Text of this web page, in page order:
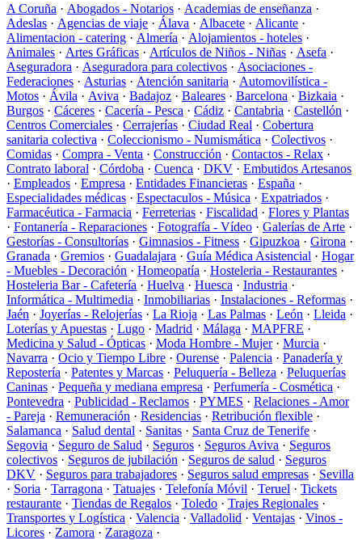
A Coruña · Abogados - Notarios · Academias de enseñanza ·
Adeslas · Agencias de viaje · Álava · Albacete · Alicante ·
Alimentacion - catering · Almería · Alojamientos - hoteles ·
Animales · Artes Gráficas · Artículos de Niños - Niñas · Asefa ·
Aseguradora · Aseguradora para colectivos · Asociaciones -
Federaciones · Asturias · Atención sanitaria · Automovilística -
Motos · Ávila · Aviva · Badajoz · Baleares · Barcelona · Bizkaia ·
Burgos · Cáceres · Cacería - Pesca · Cádiz · Cantabria · Castellón ·
Centros Comerciales · Cerrajerías · Ciudad Real · Cobertura
sanitaria colectiva · Coleccionismo - Numismática · Colectivos ·
Comidas · Compra - Venta · Construcción · Contactos - Relax ·
Contrato laboral · Córdoba · Cuenca · DKV · Embutidos Artesanos
· Empleados · Empresa · Entidades Financieras · España ·
Especialidades médicas · Espectaculos - Música · Expatriados ·
Farmacéutica - Farmacia · Ferreterias · Fiscalidad · Flores y Plantas
· Fontanería - Reparaciones · Fotografía - Vídeo · Galerías de Arte ·
Gestorías - Consultorías · Gimnasios - Fitness · Gipuzkoa · Girona ·
Granada · Gremios · Guadalajara · Guía Médica Asistencial · Hogar
- Muebles - Decoración · Homeopatía · Hosteleria - Restaurantes ·
Hosteleria Bar - Cafetería · Huelva · Huesca · Industria ·
Informática - Multimedia · Inmobiliarias · Instalaciones - Reformas ·
Jaén · Joyerías - Relojerías · La Rioja · Las Palmas · León · Lleida ·
Loterías y Apuestas · Lugo · Madrid · Málaga · MAPFRE ·
Medicina y Salud - Ópticas · Moda Hombre - Mujer· Murcia ·
Navarra · Ocio y Tiempo Libre · Ourense · Palencia · Panadería y
Repostería · Patentes y Marcas · Peluquería - Belleza · Peluquerías
Caninas · Pequeña y mediana empresa · Perfumería - Cosmética ·
Pontevedra · Publicidad - Reclamos · PYMES · Relaciones - Amor
- Pareja · Remuneración · Residencias · Retribución flexible ·
Salamanca · Salud dental · Sanitas · Santa Cruz de Tenerife ·
Segovia · Seguro de Salud · Seguros · Seguros Aviva · Seguros
colectivos · Seguros de jubilación · Seguros de salud · Seguros
DKV · Seguros para trabajadores · Seguros salud empresas · Sevilla
· Soria · Tarragona · Tatuajes · Telefonía Móvil · Teruel · Tickets
restaurante · Tiendas de Regalos · Toledo · Trajes Regionales ·
Transportes y Logística · Valencia · Valladolid · Ventajas · Vinos -
Licores · Zamora · Zaragoza ·